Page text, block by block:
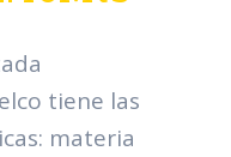
tiene las
materia